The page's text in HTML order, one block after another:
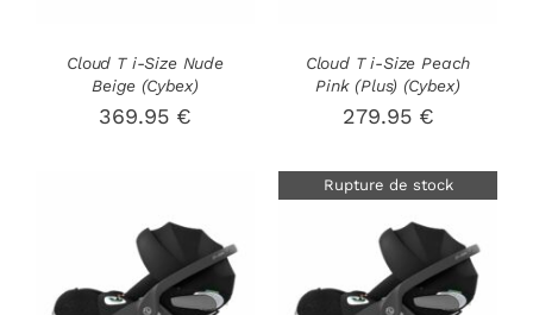
Cloud T i-Size Nude
Beige (Cybex)
369.95 €
Cloud T i-Size Peach
Pink (Plus) (Cybex)
279.95 €
AJOUTER AU
PANIER
/
Rupture de stock
DÉTAILS